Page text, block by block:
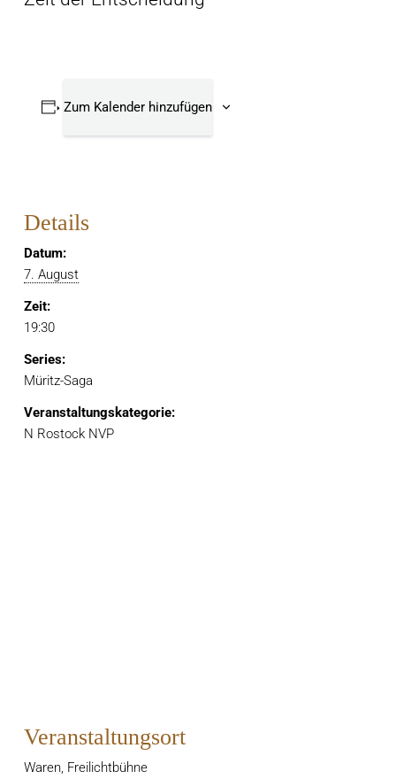
Zum Kalender hinzufügen
Details
Datum:
7. August
Zeit:
19:30
Series:
Müritz-Saga
Veranstaltungskategorie:
N Rostock NVP
Veranstaltungsort
Waren, Freilichtbühne